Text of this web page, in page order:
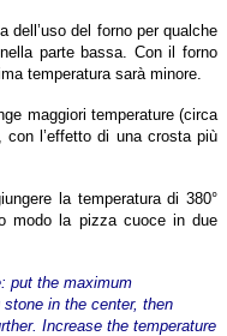
dell’uso del forno per qualche
parte bassa. Con il forno
temperatura sarà minore.
maggiori temperature (circa
l’effetto di una crosta più
la temperatura di 380°
modo la pizza cuoce in due
put the maximum
in the center, then
Increase the temperature